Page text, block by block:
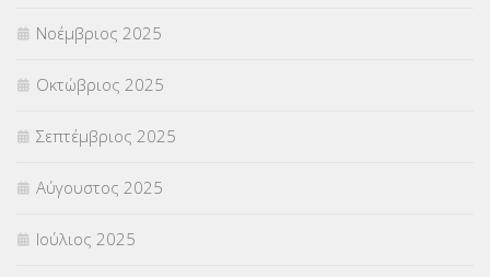
ΥΠΕΡΑΡΙΘΜΟΙ(1)
ΥΠΟΤΡΟΦΙΕΣ(28)
ΦΥΣΙΚΗ ΑΓΩΓΗ(692)
Χωρίς κατηγορία
Νοέμβριος 2025
Οκτώβριος 2025
Σεπτέμβριος 2025
Αύγουστος 2025
Ιούλιος 2025